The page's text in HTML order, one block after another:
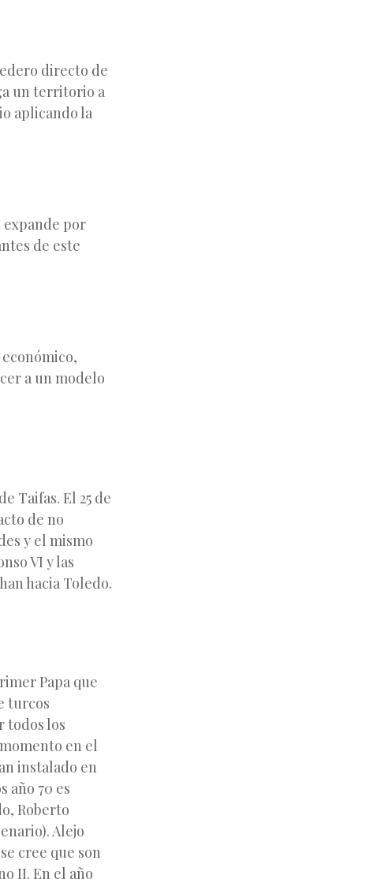
directo de
un territorio a
aplicando la
expande por
de este
a un modelo
Taifas. El 25 de
de no
y el mismo
VI y las
hacia Toledo.
Papa que
turcos
todos los
en el
instalado en
año 70 es
Roberto
Alejo
cree que son
II. En el año